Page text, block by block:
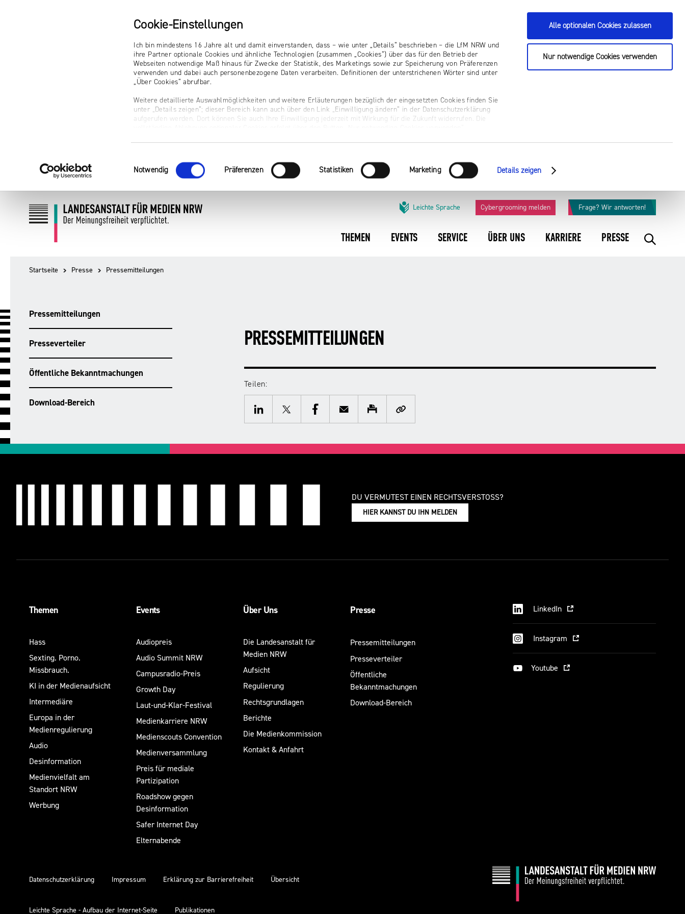
Cookie-Einstellungen
Ich bin mindestens 16 Jahre alt und damit einverstanden, dass – wie unter „Details“ beschrieben – die LfM NRW und
ihre Partner optionale Cookies und ähnliche Technologien (zusammen „Cookies“) über das für den Betrieb der
Webseiten notwendige Maß hinaus für Zwecke der Statistik, des Marketings sowie zur Speicherung von Präferenzen
verwenden und dabei auch personenbezogene Daten verarbeiten. Definitionen der unterstrichenen Wörter sind unter
„Über Cookies“ abrufbar.
Weitere detaillierte Auswahlmöglichkeiten und weitere Erläuterungen bezüglich der eingesetzten Cookies finden Sie
unter „Details zeigen“; dieser Bereich kann auch über den Link „Einwilligung ändern“ in der Datenschutzerklärung
aufgerufen werden. Dort können Sie auch Ihre Einwilligung jederzeit mit Wirkung für die Zukunft widerrufen. Die
Einwilligungsauswahl
Notwendig Präferenzen Statistiken Marketing Details zeigen
Alle optionalen Cookies zulassen
Nur notwendige Cookies verwenden
Inhalt
Navigation
Leichte Sprache Cybergrooming melden Frage? Wir antworten!
THEMEN EVENTS SERVICE ÜBER UNS KARRIERE PRESSE
Startseite Presse Pressemitteilungen
Pressemitteilungen
Presseverteiler
Öffentliche Bekanntmachungen
Download-Bereich
PRESSEMITTEILUNGEN
Teilen:
Twitter Facebook Drucken
DU VERMUTEST EINEN RECHTSVERSTOSS?
HIER KANNST DU IHN MELDEN
Themen
Hass
Sexting. Porno.
Missbrauch.
KI in der Medienaufsicht
Intermediäre
Europa in der
Medienregulierung
Audio
Desinformation
Medienvielfalt am
Standort NRW
Werbung
Events
Audiopreis
Audio Summit NRW
Campusradio-Preis
Growth Day
Laut-und-Klar-Festival
Medienkarriere NRW
Medienscouts Convention
Medienversammlung
Preis für mediale
Partizipation
Roadshow gegen
Desinformation
Safer Internet Day
Elternabende
Über Uns
Die Landesanstalt für
Medien NRW
Aufsicht
Regulierung
Rechtsgrundlagen
Berichte
Die Medienkommission
Kontakt & Anfahrt
Presse
Pressemitteilungen
Presseverteiler
Öffentliche
Bekanntmachungen
Download-Bereich
LinkedIn
Instagram
Youtube
Datenschutzerklärung Impressum Erklärung zur Barrierefreiheit Übersicht
Leichte Sprache - Aufbau der Internet-Seite Publikationen